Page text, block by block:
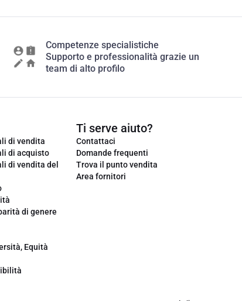
Competenze specialistiche
Supporto e professionalità grazie un
team di alto profilo
di vendita
di acquisto
di vendita del
di genere
Equità
Ti serve aiuto?
Contattaci
Domande frequenti
Trova il punto vendita
Area fornitori